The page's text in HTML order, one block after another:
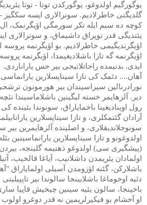
یوگورگیم اولدوغو، یوگورکدن توتا - توتا
گلدیگنی خاطرلادیم. سونرالاری ایسه سکگیز -
کوچه ده سیم ایله تکر سورمگی اؤیگرنمک،
یئتدیگی قدر توپراق داشیماق، و
اؤیگرندیگیمی خاطرلادیم. بو اؤیگرنمه پروسه
اؤیگرنمه گه تازا باشلادیغیمدا، اؤیگرنمه
ایدی. بدنیمده راحاتلاتیجی بیر حس یاراناردی.
آهان.... دئمک کی تازا سیناپسلارین یارانماسی
نورادرنالین سیراسیندان بیر هورمونون
دیر. آلزهایمر خسته لیگینین باشلاماسیندا
رول اوینادیغینا باخمایاراق، سونوندا بئینده
آرادان گئتمکلری، و تازا سیناپسلارین
سونوجلاندیقلاری، و اصلینده آلزهایمرین
اولدوغونو و تازا سیناپسلارین یارانماسینین
(پیشگیری سی) اولدوغو ذهنیمه گلینجه، بیردن
اولمادان یئریمدن داشلانیب، آیاغا قالخیب،
باشلارکن، گئنه اؤزومدن آسیلی اولمایاراق
دئیه اوخوماغا باشلایینجا سالوندا بیر
باخینجا، سالون یئیه سینین چیخیش قاپیا
او آخشام بو فیکیرلریمین نه قدر دوغرو اولوب